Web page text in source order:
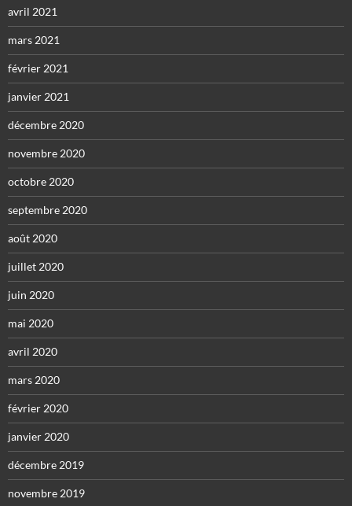
avril 2021
mars 2021
février 2021
janvier 2021
décembre 2020
novembre 2020
octobre 2020
septembre 2020
août 2020
juillet 2020
juin 2020
mai 2020
avril 2020
mars 2020
février 2020
janvier 2020
décembre 2019
novembre 2019